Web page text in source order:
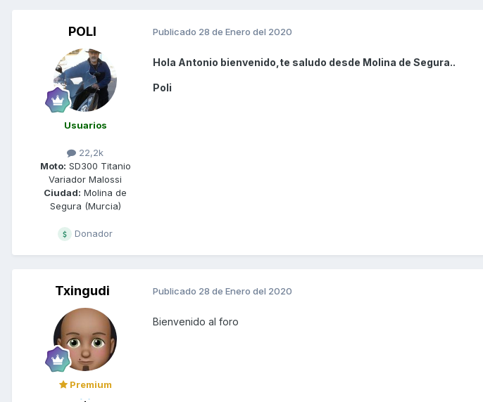
POLI
Usuarios
22,2k
Moto: SD300 Titanio
Variador Malossi
Ciudad: Molina de
Segura (Murcia)
Donador
Publicado 28 de Enero del 2020
Hola Antonio bienvenido,te saludo desde Molina de Segura..
Poli
Txingudi
Premium
Publicado 28 de Enero del 2020
Bienvenido al foro